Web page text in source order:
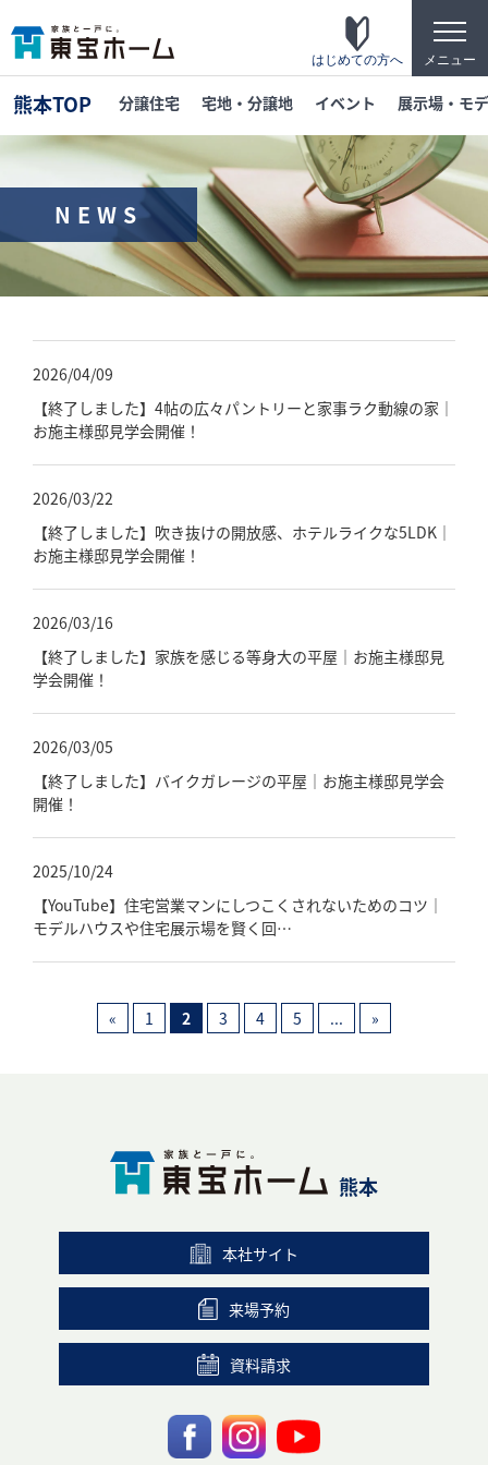
t
o
g
g
e
v
i
t
o
n
メニュー
はじめての方へ
東宝ホームの家づくり
家がお施主様にとって「満足して喜ばれている
家」になっている事を目指して・・・
質」「長期優良」「安心な保証」「宿泊体験」
の4つのポイントを詳しく紹介します。
テクノロジー
します。
ZEH
なぜ、ZEHをしなければならないのか？その理
熊本TOP 分譲住宅 宅地・分譲地 イベント 展示場・モ
NEWS
2026/04/09
【終了しました】4帖の広々パントリーと家事ラク動線の家｜
お施主様邸見学会開催！
2026/03/22
【終了しました】吹き抜けの開放感、ホテルライクな5LDK｜
お施主様邸見学会開催！
2026/03/16
【終了しました】家族を感じる等身大の平屋｜お施主様邸見
学会開催！
2026/03/05
【終了しました】バイクガレージの平屋｜お施主様邸見学会
開催！
2025/10/24
【YouTube】住宅営業マンにしつこくされないためのコツ｜
モデルハウスや住宅展示場を賢く回…
« 1 2 3 4 5 ... »
熊本
本社サイト
来場予約
資料請求